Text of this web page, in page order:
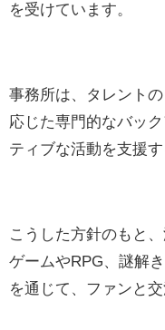
を受けています。
事務所は、タレント
応じた専門的なバッ
ティブな活動を支援
こうした方針のもと
ゲームやRPG、謎解
を通じて、ファンと